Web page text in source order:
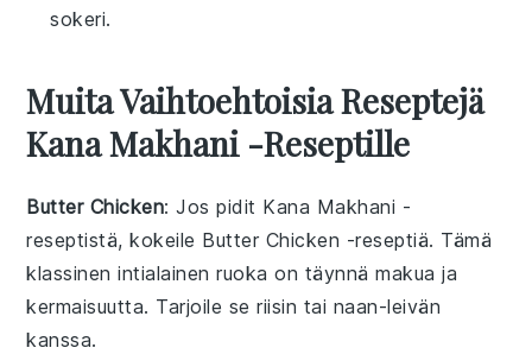
sokeri.
Muita Vaihtoehtoisia Reseptejä
Kana Makhani -reseptille
Butter Chicken: Jos pidit Kana Makhani -
reseptistä, kokeile Butter Chicken -reseptiä. Tämä
klassinen intialainen ruoka on täynnä makua ja
kermaisuutta. Tarjoile seriisin tai naan-leivän
kanssa.